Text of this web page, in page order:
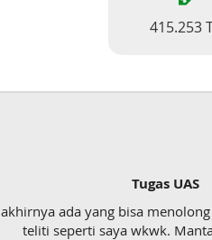
415.253
Tugas UAS
akhirnya ada yang bisa
teliti seperti saya wkwk.